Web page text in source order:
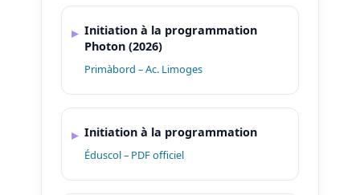
Initiation à la programmation
Photon (2026)
Primàbord – Ac. Limoges
Initiation à la programmation
Éduscol – PDF officiel